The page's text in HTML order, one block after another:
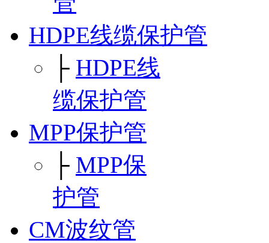
HDPE线缆保护管
├ HDPE线
缆保护管
MPP保护管
├ MPP保
护管
CM波纹管